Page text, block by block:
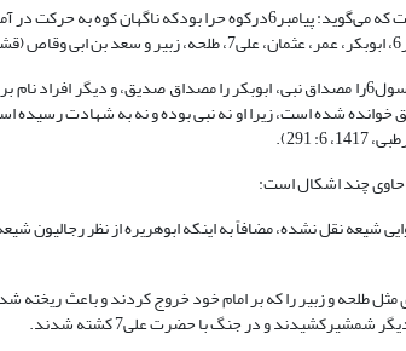
روایت سوم از ابوهریره است که می‌گوید: پیامبر6درکوه
علمای اهل سنت حضرت رسول6را مصداق نبی، ابوبکر را مصداق صدیق،
صدیق خوانده شده است، زیرا او نه نبی بوده و نه به شهادت
291).
حاوی چند اشکال است:
شمشیرکشیدند و در جنگ با حضرت علی7 کشته شدند.